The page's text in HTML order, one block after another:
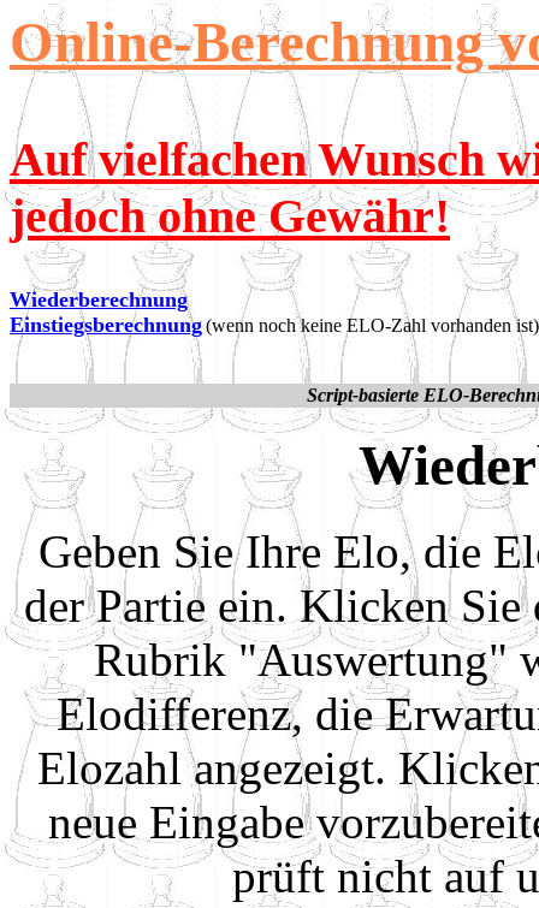
Online-Berechnung
Auf vielfachen Wunsch
jedoch ohne Gewähr!
Wiederberechnung
Einstiegsberechnung(wenn noch keine ELO-Zahl vorhanden ist)
Script-basierte ELO-
Geben Sie Ihre Elo, die
der Partie ein. Klicken
Rubrik "Auswertung"
Elodifferenz, die
Elozahl angezeigt.
neue Eingabe
prüft nicht auf